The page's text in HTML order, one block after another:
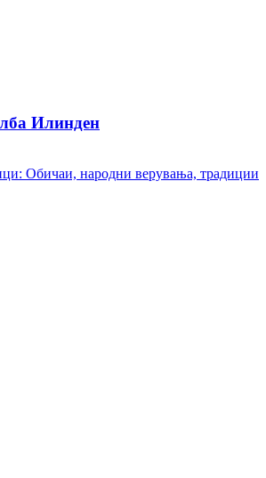
Илинден
Обичаи, народни верувања, традиции